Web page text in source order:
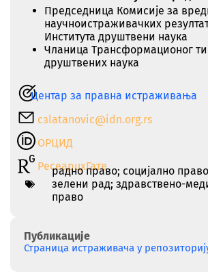
Председница Комисије за
научноистраживачких
Института друштвени наука
Чланица Трансформационог
друштвених наука
Центар за правна истраживања
сзlatanovic@idn.org.rs
ОРЦИД
РесеарцхГате
радно право; социјално
зелени рад; здравствено-
право
Публикације
Страница истраживача у